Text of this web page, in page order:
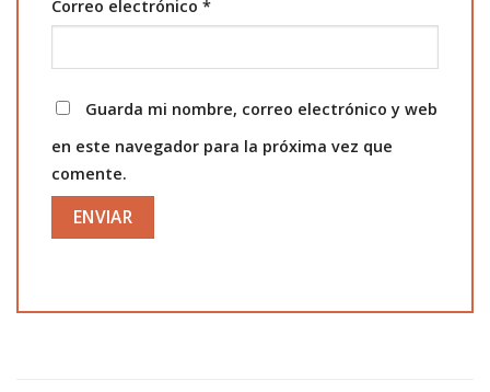
Correo electrónico *
Guarda mi nombre, correo electrónico y web
en este navegador para la próxima vez que
comente.